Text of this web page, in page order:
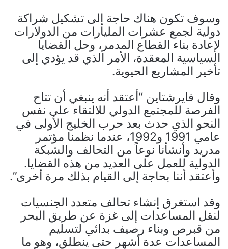
وسوف تكون هناك حاجة إلى تشكيل شراكة
دولية لجمع عشرات المليارات من الدولارات
لإعادة بناء القطاع المدمر، وحل القضايا
السياسية المعقدة، الأمر الذي قد يؤدي إلى
تأخير المشاريع الحيوية.
وقال فايرشتاين “أعتقد أنه ينبغي أن تتاح
الفرصة للمجتمع الدولي للالتقاء على نفس
النحو الذي حدث بعد حرب الخليج الأولى في
عامي 1991 و1992، عندما نظمنا مؤتمر
مدريد وأنشأنا نوعاً من التحالف والشبكة
الدولية للعمل على العديد من هذه القضايا.
وأعتقد أننا بحاجة إلى القيام بذلك مرة أخرى”.
وقد استغرق إنشاء تحالف متعدد الجنسيات
لنقل المساعدات إلى غزة عن طريق البحر
من قبرص وبناء رصيف بدائي لتسليم
المساعدات عدة أشهر حتى ينطلق، وهو ما